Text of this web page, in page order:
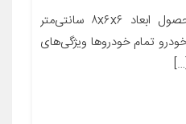
معرفی محصول جزئیات محصول ابعاد ۸x۶x۶ سانتی‌متر
تمام خودروها ویژگی‌های